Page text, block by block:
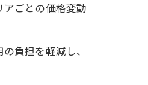
ごとの価格変動
負担を軽減し、